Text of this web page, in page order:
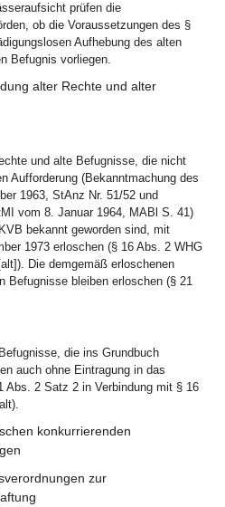
prüfen die
ob die Voraussetzungen des §
Aufhebung des alten
Befugnis vorliegen.
alter Rechte und alter
und alte Befugnisse, die nicht
Aufforderung (Bekanntmachung des
1963, StAnz Nr. 51/52 und
vom 8. Januar 1964, MABl S. 41)
bekannt geworden sind, mit
1973 erloschen (§ 16 Abs. 2 WHG
Die demgemäß erloschenen
Befugnisse bleiben erloschen (§ 21
die ins Grundbuch
auch ohne Eintragung in das
Abs. 2 Satz 2 in Verbindung mit § 16
konkurrierenden
zur